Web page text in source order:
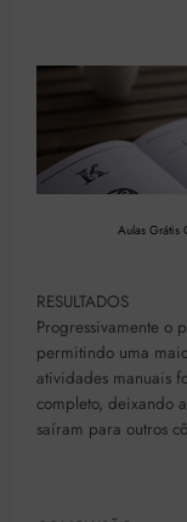
Aulas Grátis
RESULTADOS
Progressivamente o
permitindo uma
atividades manuais
completo, deixando
saíram para outros